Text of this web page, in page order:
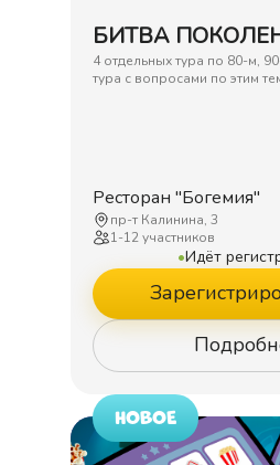
БИТВА
4 отдельных тура по 80-м,
тура с вопросами по этим
Ресторан "Богемия"
пр-т Калинина, 3
1-12участников
•Идёт
НОВОЕ